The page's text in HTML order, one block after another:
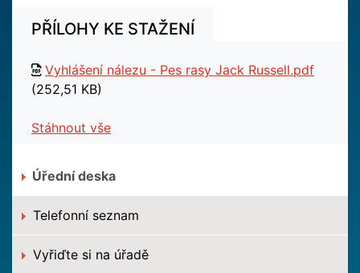
PŘÍLOHY KE STAŽENÍ
Vyhlášení nálezu - Pes rasy Jack Russell.pdf
(252,51 KB)
Stáhnout vše
Úřední deska
Telefonní seznam
Vyřiďte si na úřadě